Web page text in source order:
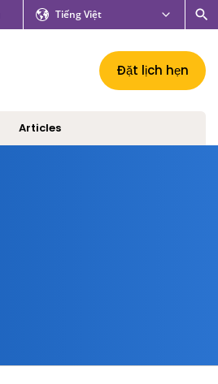
Tiếng Việt
Đặt lịch hẹn
Articles